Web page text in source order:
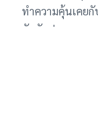
ทำความคุ้นเคย
สัมผัสประสบกา